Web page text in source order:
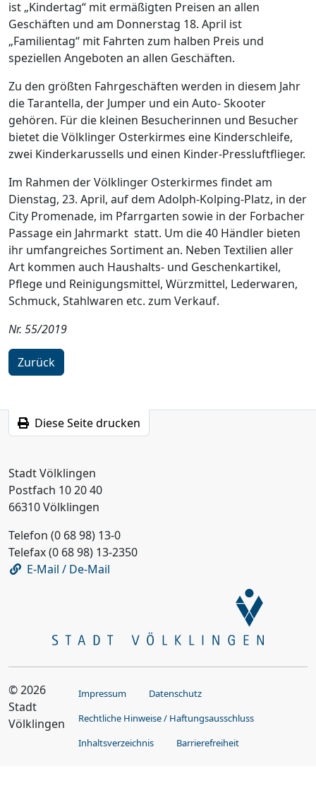
ist „Kindertag“ mit ermäßigten Preisen an allen
Geschäften und am Donnerstag 18. April ist
„Familientag“ mit Fahrten zum halben Preis und
speziellen Angeboten an allen Geschäften.
Zu den größten Fahrgeschäften werden in diesem Jahr
die Tarantella, der Jumper und ein Auto- Skooter
gehören. Für die kleinen Besucherinnen und Besucher
bietet die Völklinger Osterkirmes eine Kinderschleife,
zwei Kinderkarussells und einen Kinder-Pressluftflieger.
Im Rahmen der Völklinger Osterkirmes findet am
Dienstag, 23. April, auf dem Adolph-Kolping-Platz, in der
City Promenade, im Pfarrgarten sowie in der Forbacher
Passage ein Jahrmarkt statt. Um die 40 Händler bieten
ihr umfangreiches Sortiment an. Neben Textilien aller
Art kommen auch Haushalts- und Geschenkartikel,
Pflege und Reinigungsmittel, Würzmittel, Lederwaren,
Schmuck, Stahlwaren etc. zum Verkauf.
Nr. 55/2019
Zurück
Diese Seite drucken
Stadt Völklingen
Postfach 10 20 40
66310 Völklingen
Telefon (0 68 98) 13-0
Telefax (0 68 98) 13-2350
E-Mail / De-Mail
© 2026
Stadt
Völklingen
Impressum
Datenschutz
Rechtliche Hinweise / Haftungsausschluss
Inhaltsverzeichnis
Barrierefreiheit